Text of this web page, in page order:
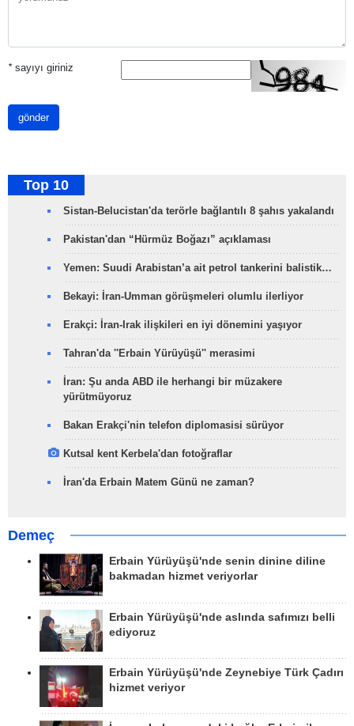
*sayıyı giriniz
gönder
Top 10
Sistan-Belucistan'da terörle bağlantılı 8 şahıs yakalandı
Pakistan'dan “Hürmüz Boğazı” açıklaması
Yemen: Suudi Arabistan’a ait petrol tankerini balistik…
Bekayi: İran-Umman görüşmeleri olumlu ilerliyor
Erakçi: İran-Irak ilişkileri en iyi dönemini yaşıyor
Tahran'da ''Erbain Yürüyüşü'' merasimi
İran: Şu anda ABD ile herhangi bir müzakere
yürütmüyoruz
Bakan Erakçi'nin telefon diplomasisi sürüyor
Kutsal kent Kerbela'dan fotoğraflar
İran'da Erbain Matem Günü ne zaman?
Demeç
Erbain Yürüyüşü'nde senin dinine diline
bakmadan hizmet veriyorlar
Erbain Yürüyüşü'nde aslında safımızı belli
ediyoruz
Erbain Yürüyüşü'nde Zeynebiye Türk Çadırı
hizmet veriyor